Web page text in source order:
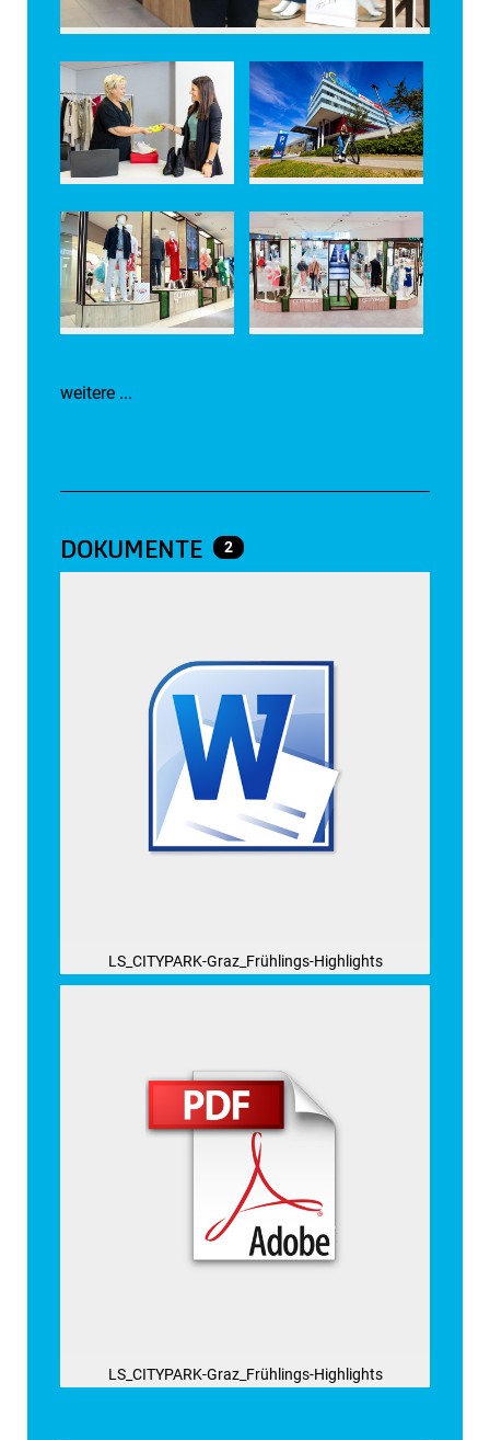
weitere ...
DOKUMENTE 2
LS_CITYPARK-Graz_Frühlings-Highlights
LS_CITYPARK-Graz_Frühlings-Highlights